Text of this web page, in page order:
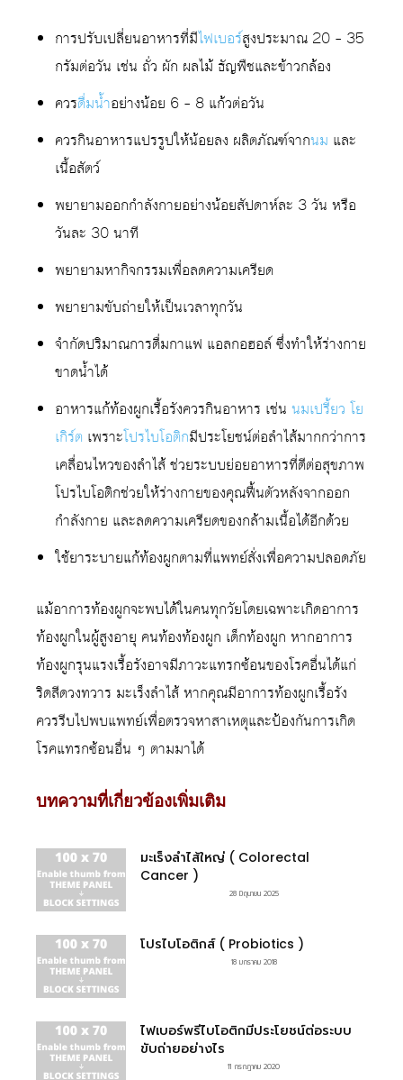
การปรับเปลี่ยนอาหารที่มีไฟเบอร์สูงประมาณ 20 – 35
กรัมต่อวัน เช่น ถั่ว ผัก ผลไม้ ธัญพืชและข้าวกล้อง
ควรดื่มน้ำอย่างน้อย 6 – 8 แก้วต่อวัน
ควรกินอาหารแปรรูปให้น้อยลง ผลิตภัณฑ์จากนม และ
เนื้อสัตว์
พยายามออกกำลังกายอย่างน้อยสัปดาห์ละ 3 วัน หรือ
วันละ 30 นาที
พยายามหากิจกรรมเพื่อลดความเครียด
พยายามขับถ่ายให้เป็นเวลาทุกวัน
จำกัดปริมาณการดื่มกาแฟ แอลกอฮอล์ ซึ่งทำให้ร่างกาย
ขาดน้ำได้
อาหารแก้ท้องผูกเรื้อรังควรกินอาหาร เช่น นมเปรี้ยว โย
เกิร์ต เพราะโปรไบโอติกมีประโยชน์ต่อลำไส้มากกว่าการ
เคลื่อนไหวของลำไส้ ช่วยระบบย่อยอาหารที่ดีต่อสุขภาพ
โปรไบโอติกช่วยให้ร่างกายของคุณฟื้นตัวหลังจากออก
กำลังกาย และลดความเครียดของกล้ามเนื้อได้อีกด้วย
ใช้ยาระบายแก้ท้องผูกตามที่แพทย์สั่งเพื่อความปลอดภัย
แม้อาการท้องผูกจะพบได้ในคนทุกวัยโดยเฉพาะเกิดอาการ
ท้องผูกในผู้สูงอายุ คนท้องท้องผูก เด็กท้องผูก หากอาการ
ท้องผูกรุนแรงเรื้อรังอาจมีภาวะแทรกซ้อนของโรคอื่นได้แก่
ริดสีดวงทวาร มะเร็งลำไส้ หากคุณมีอาการท้องผูกเรื้อรัง
ควรรีบไปพบแพทย์เพื่อตรวจหาสาเหตุและป้องกันการเกิด
โรคแทรกซ้อนอื่น ๆ ตามมาได้
บทความที่เกี่ยวข้องเพิ่มเติม
มะเร็งลำไส้ใหญ่ ( Colorectal
Cancer )
28 มิถุนายน 2025
โปรไบโอติกส์ ( Probiotics )
18 มกราคม 2018
ไฟเบอร์พรีไบโอติกมีประโยชน์ต่อระบบ
ขับถ่ายอย่างไร
11 กรกฎาคม 2020